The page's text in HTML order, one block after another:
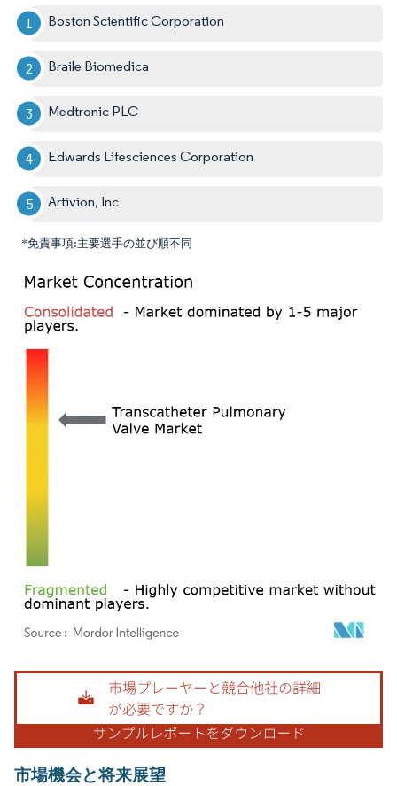
Boston Scientific Corporation
Braile Biomedica
Medtronic PLC
Edwards Lifesciences Corporation
Artivion, Inc
*免責事項:主要選手の並び順不同
画像 © Mordor Intelligence。再利用にはCC BY 4.0の表示が必要です。
市場機会と将来展望